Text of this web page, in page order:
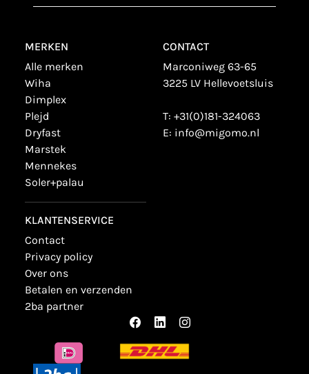
MERKEN
alle merken
wiha
dimplex
plejd
dryfast
marstek
mennekes
soler+palau
KLANTENSERVICE
contact
privacy policy
over ons
betalen en verzenden
2ba partner
CONTACT
Marconiweg 63-65
3225 LV Hellevoetsluis
T: +31(0)181-324063
E: info@migomo.nl